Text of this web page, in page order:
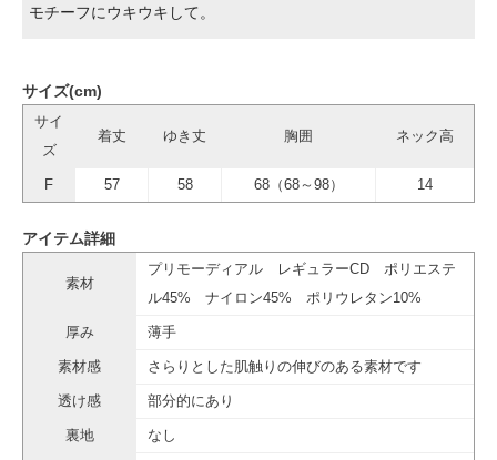
モチーフにウキウキして。
サイズ(cm)
サイ
ズ
着丈 ゆき丈 胸囲 ネック高
F 57 58 68（68～98） 14
アイテム詳細
素材
プリモーディアル レギュラーCD ポリエステ
ル45% ナイロン45% ポリウレタン10%
厚み 薄手
素材感 さらりとした肌触りの伸びのある素材です
透け感 部分的にあり
裏地 なし